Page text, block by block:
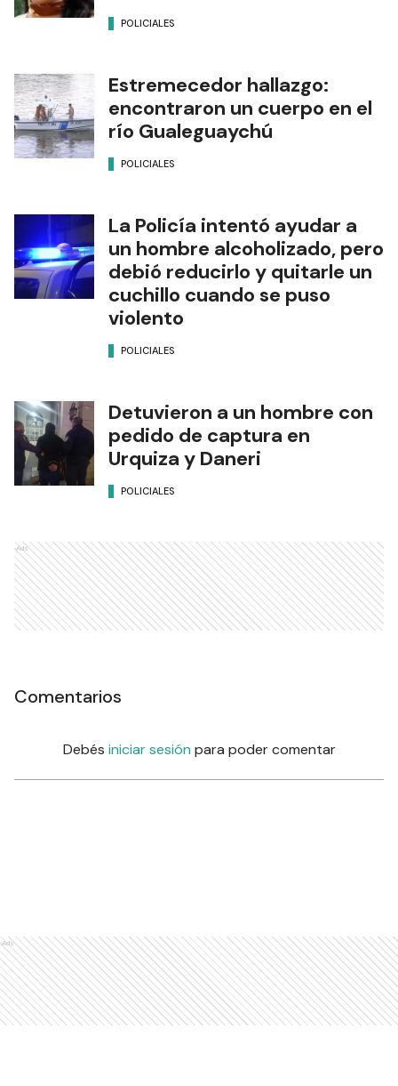
POLICIALES
Estremecedor hallazgo:
encontraron un cuerpo en el
río Gualeguaychú
POLICIALES
La Policía intentó ayudar a
un hombre alcoholizado, pero
debió reducirlo y quitarle un
cuchillo cuando se puso
violento
POLICIALES
Detuvieron a un hombre con
pedido de captura en
Urquiza y Daneri
POLICIALES
Ads
Comentarios
Debés iniciar sesión para poder comentar
Ads